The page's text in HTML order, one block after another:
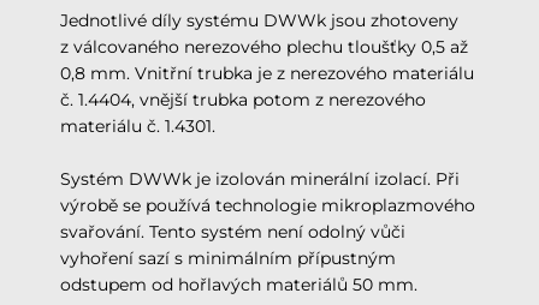
Jednotlivé díly systému DWWk jsou zhotoveny
z válcovaného nerezového plechu tloušťky 0,5 až
0,8 mm. Vnitřní trubka je z nerezového materiálu
č. 1.4404, vnější trubka potom z nerezového
materiálu č. 1.4301.
Systém DWWk je izolován minerální izolací. Při
výrobě se používá technologie mikroplazmového
svařování. Tento systém není odolný vůči
vyhoření sazí s minimálním přípustným
odstupem od hořlavých materiálů 50 mm.